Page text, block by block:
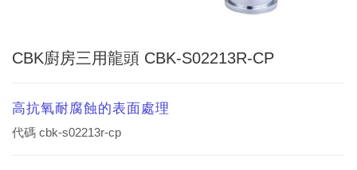
CBK廚房三用龍頭 CBK-S02213R-CP
高抗氧耐腐蝕的表面處理
代碼 cbk-s02213r-cp